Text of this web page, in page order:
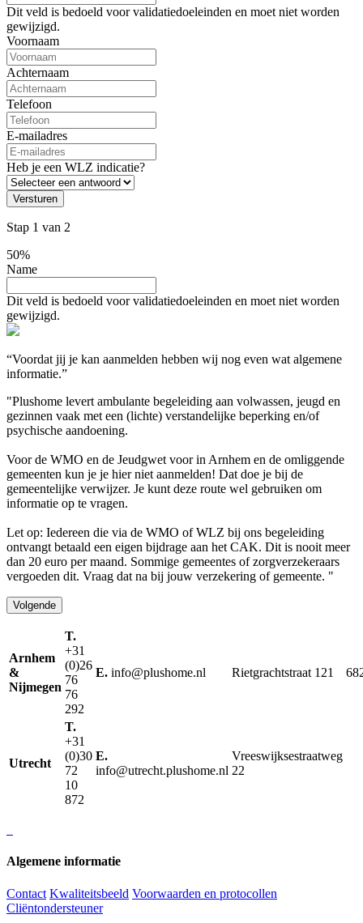
Dit veld is bedoeld voor validatiedoeleinden en moet niet worden
gewijzigd.
Voornaam
Achternaam
Telefoon
E-mailadres
Heb je een WLZ indicatie?
Versturen
Stap 1 van 2
50%
Name
Dit veld is bedoeld voor validatiedoeleinden en moet niet worden
gewijzigd.
“Voordat jij je kan aanmelden hebben wij nog even wat algemene
informatie.”
"Plushome levert ambulante begeleiding aan volwassen, jeugd en
gezinnen vaak met een (lichte) verstandelijke beperking en/of
psychische aandoening.
Voor de WMO en de Jeudgwet voor in Arnhem en de omliggende
gemeenten kun je je hier niet aanmelden! Dat doe je bij de
gemeentelijke verwijzer. Je kunt deze route wel gebruiken om
informatie op te vragen.
Let op: Iedereen die via de WMO of WLZ bij ons begeleiding
ontvangt betaald een eigen bijdrage aan het CAK. Dit is nooit meer
dan 20 euro per maand. Sommige gemeentes of zorgverzekeraars
vergoeden dit. Vraag dat na bij jouw verzekering of gemeente. "
Volgende
Arnhem
&
Nijmegen
T.
+31
(0)26
76
76
292
E. info@plushome.nl Rietgrachtstraat 121
Utrecht
T.
+31
(0)30
72
10
872
E.
info@utrecht.plushome.nl
Vreeswijksestraatweg
22
Algemene informatie
Contact Kwaliteitsbeeld Voorwaarden en protocollen
Cliëntondersteuner